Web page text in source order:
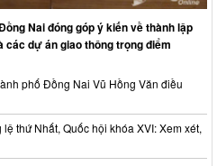
Nai đóng góp ý kiến về thành lập
các dự án giao thông trọng điểm
phố Đồng Nai Vũ Hồng Văn điều
thứ Nhất, Quốc hội khóa XVI: Xem xét,